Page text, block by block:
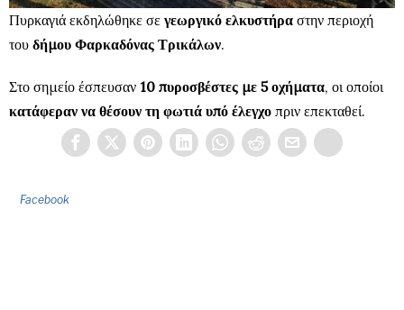
Πυρκαγιά εκδηλώθηκε σε γεωργικό ελκυστήρα στην περιοχή
του δήμου Φαρκαδόνας Τρικάλων.
Στο σημείο έσπευσαν 10 πυροσβέστες με 5 οχήματα, οι οποίοι
κατάφεραν να θέσουν τη φωτιά υπό έλεγχο πριν επεκταθεί.
Facebook